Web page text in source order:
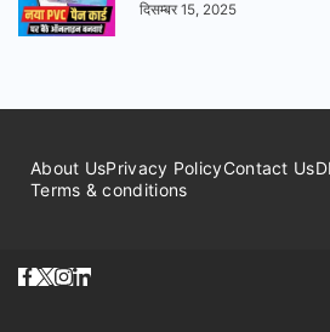
दिसम्बर 15, 2025
About UsPrivacy PolicyContact Us
Terms & conditions